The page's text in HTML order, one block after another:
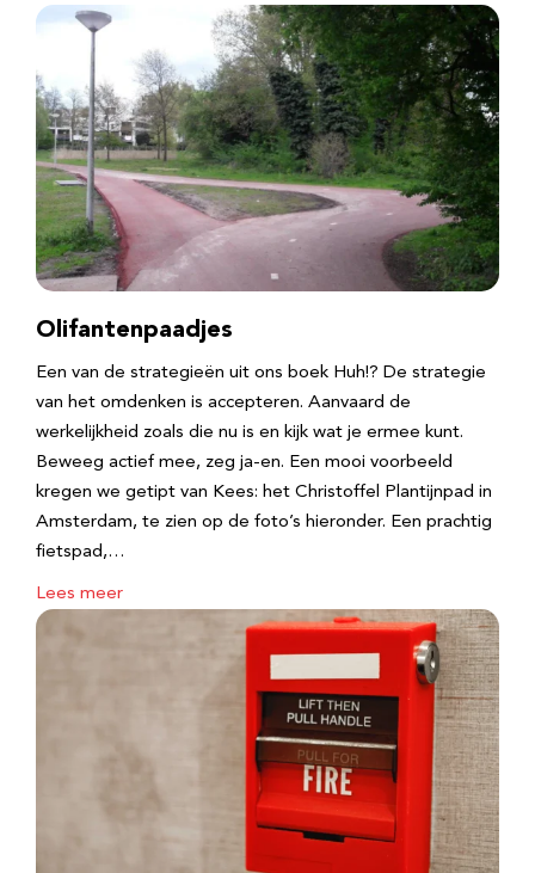
Olifantenpaadjes
Een van de strategieën uit ons boek Huh!? De strategie
van het omdenken is accepteren. Aanvaard de
werkelijkheid zoals die nu is en kijk wat je ermee kunt.
Beweeg actief mee, zeg ja-en. Een mooi voorbeeld
kregen we getipt van Kees: het Christoffel Plantijnpad in
Amsterdam, te zien op de foto’s hieronder. Een prachtig
fietspad,…
Lees meer